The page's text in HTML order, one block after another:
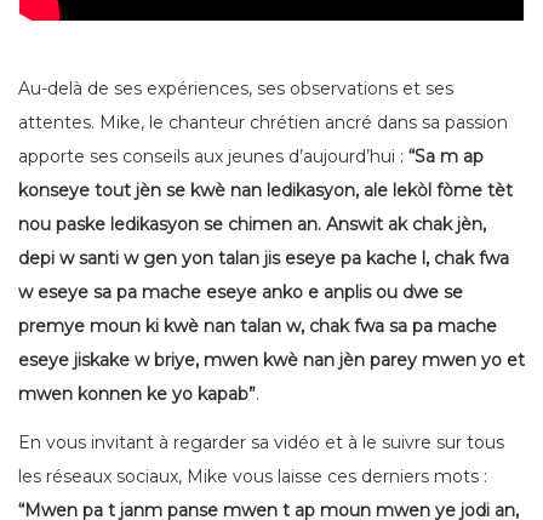
Au-delà de ses expériences, ses observations et ses
attentes. Mike, le chanteur chrétien ancré dans sa passion
apporte ses conseils aux jeunes d’aujourd’hui : “Sa m ap
konseye tout jèn se kwè nan ledikasyon, ale lekòl fòme tèt
nou paske ledikasyon se chimen an. Answit ak chak jèn,
depi w santi w gen yon talan jis eseye pa kache l, chak fwa
w eseye sa pa mache eseye anko e anplis ou dwe se
premye moun ki kwè nan talan w, chak fwa sa pa mache
eseye jiskake w briye, mwen kwè nan jèn parey mwen yo et
mwen konnen ke yo kapab”.
En vous invitant à regarder sa vidéo et à le suivre sur tous
les réseaux sociaux, Mike vous laisse ces derniers mots :
“Mwen pa t janm panse mwen t ap moun mwen ye jodi an,